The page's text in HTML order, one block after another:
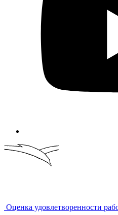
Оценка удовлетворенности